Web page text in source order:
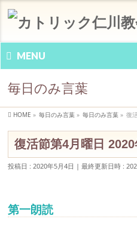
MENU
毎日のみ言葉
HOME » 毎日のみ言葉 » 毎日のみ言葉 » 復
復活節第4月曜日 2020
投稿日 : 2020年5月4日 最終更新日時 :
第一朗読